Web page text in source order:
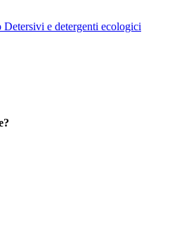
Detersivi e detergenti ecologici